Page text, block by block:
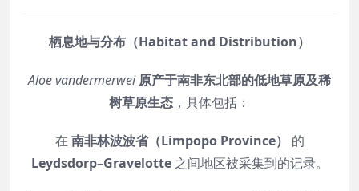
栖息地与分布（Habitat and Distribution）
Aloe vandermerwei 原产于南非东北部的低地草原及稀
树草原生态 ，具体包括：
在 南非林波波省（Limpopo Province）
的
Leydsdorp–Gravelotte之间地区被采集到的记录。